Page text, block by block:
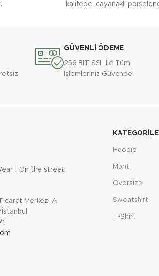
strafor
kalitede, dayanaklı
elde yıkama önerilir.)
Bardaklarımızın
bardak kutuları ile
GÜVENLİ ÖDEME
256 BIT SSL İle Tüm
İşlemleriniz Güvende!
| On the street,
Ticaret Merkezi A
Hoodie
Mont
Oversize
Sweatshirt
T-Shirt